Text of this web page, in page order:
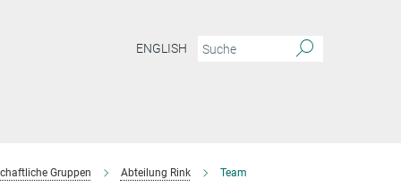
ENGLISH
Gruppen Abteilung Rink Team